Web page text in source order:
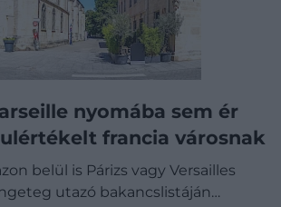
nyomába sem ér
francia városnak
belül is Párizs vagy Versailles
utazó bakancslistáján…